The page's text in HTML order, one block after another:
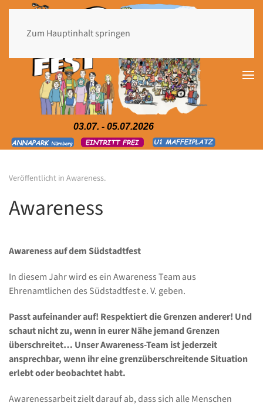
Zum Hauptinhalt springen
03.07. - 05.07.2026
Veröffentlicht in Awareness.
Awareness
Awareness auf dem Südstadtfest
In diesem Jahr wird es ein Awareness Team aus
Ehrenamtlichen des Südstadtfest e. V. geben.
Passt aufeinander auf! Respektiert die Grenzen anderer! Und
schaut nicht zu, wenn in eurer Nähe jemand Grenzen
überschreitet… Unser Awareness-Team ist jederzeit
ansprechbar, wenn ihr eine grenzüberschreitende Situation
erlebt oder beobachtet habt.
Awarenessarbeit zielt darauf ab, dass sich alle Menschen